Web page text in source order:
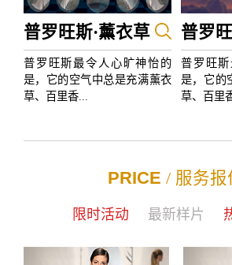
普罗旺斯·薰衣草
普罗旺斯最令人心旷神怡的
是，它的空气中总是充满薰衣
草、百里香...
普罗
普罗旺
是，它的
草、百里
PRICE / 服务报
限时活动 最新样片